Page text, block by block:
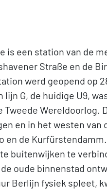
is een station van de
Straße en de
werd geopend op
lijn G, de huidige U9,
Tweede Wereldoorlog.
en in het westen
en de
buitenwijken te
oude binnenstad
Berlijn fysiek spleet,